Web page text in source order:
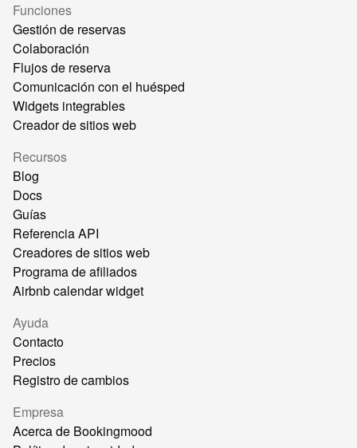
Funciones
Gestión de reservas
Colaboración
Flujos de reserva
Comunicación con el huésped
Widgets integrables
Creador de sitios web
Recursos
Blog
Docs
Guías
Referencia API
Creadores de sitios web
Programa de afiliados
Airbnb calendar widget
Ayuda
Contacto
Precios
Registro de cambios
Empresa
Acerca de Bookingmood